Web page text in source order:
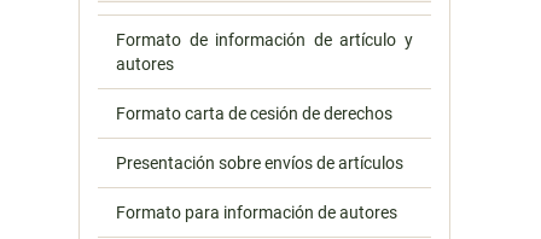
Formato de información de artículo y
autores
Formato carta de cesión de derechos
Presentación sobre envíos de artículos
Formato para información de autores